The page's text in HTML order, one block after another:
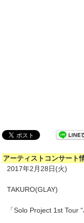
アーティストコンサート
2017年2月28日(火)
TAKURO(GLAY)
「Solo Project 1st Tour